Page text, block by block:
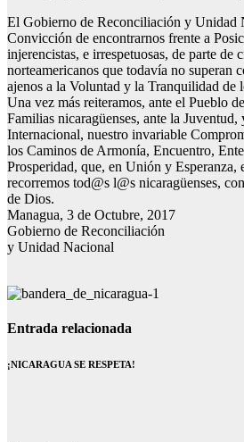
El Gobierno de Reconciliación y Unidad
Convicción de encontrarnos frente a
injerencistas, e irrespetuosas, de parte de
norteamericanos que todavía no superan
ajenos a la Voluntad y la Tranquilidad de
Una vez más reiteramos, ante el Pueblo
Familias nicaragüenses, ante la
Internacional, nuestro invariable
los Caminos de Armonía, Encuentro,
Prosperidad, que, en Unión y Esperanza,
recorremos tod@s l@s nicaragüenses,
de Dios.
Managua, 3 de Octubre, 2017
Gobierno de Reconciliación
y Unidad Nacional
Entrada relacionada
¡NICARAGUA SE RESPETA!